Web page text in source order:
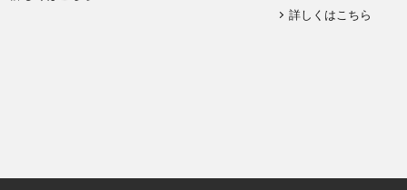
詳しくはこちら